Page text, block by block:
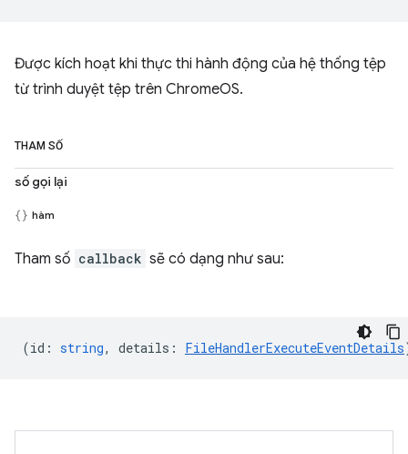
Được kích hoạt khi thực thi hành động của hệ thống tệp
từ trình duyệt tệp trên ChromeOS.
THAM SỐ
số gọi lại
hàm
Tham số callback sẽ có dạng như sau:
(id : string, details : FileHandlerExecuteEventDetails